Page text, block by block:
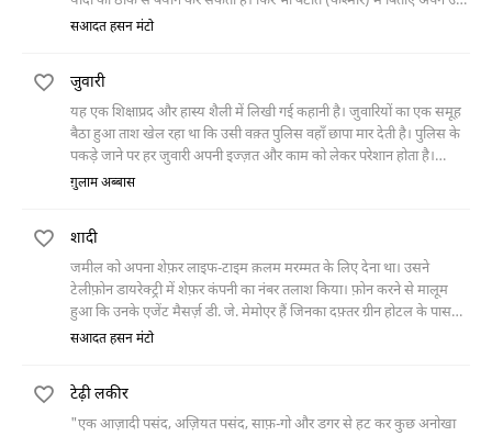
क्षणों को वह बयान किए बिना नहीं रह पाता, जिनमें उसकी वज़ीर नाम की लड़की से
निकलता था तो सड़क के किनारे उन्हें रास्ता दिखाने के लिए लालटेन लेकर खड़ी हो
जाती थी।
सआदत हसन मंटो
जुवारी
यह एक शिक्षाप्रद और हास्य शैली में लिखी गई कहानी है। जुवारियों का एक समूह
बैठा हुआ ताश खेल रहा था कि उसी वक़्त पुलिस वहाँ छापा मार देती है। पुलिस के
पकड़े जाने पर हर जुवारी अपनी इज्ज़त और काम को लेकर परेशान होता है।
जुवारियों का मुखिया नक्को उन्हें दिलासा देता है कि थानेदार उसका जानने वाला है
ग़ुलाम अब्बास
शादी
जमील को अपना शेफ़र लाइफ-टाइम क़लम मरम्मत के लिए देना था। उसने
टेलीफ़ोन डायरेक्ट्री में शेफ़र कंपनी का नंबर तलाश किया। फ़ोन करने से मालूम
हुआ कि उनके एजेंट मैसर्ज़ डी. जे. मेमोएर हैं जिनका दफ़्तर ग्रीन होटल के पास
वाक़ा है। जमील ने टैक्सी ली और फोर्ट
सआदत हसन मंटो
टेढ़ी लकीर
"एक आज़ादी पसंद, अज़ियत पसंद, साफ़-गो और डगर से हट कर कुछ अनोखा